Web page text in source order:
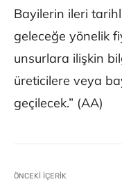
Bayilerin ileri
geleceğe yönelik
unsurlara ilişkin
üreticilere veya
geçilecek.” (AA)
ÖNCEKI İÇERIK